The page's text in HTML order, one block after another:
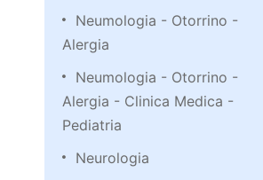
Neumologia - Otorrino -
Alergia
Neumologia - Otorrino -
Alergia - Clinica Medica -
Pediatria
Neurologia